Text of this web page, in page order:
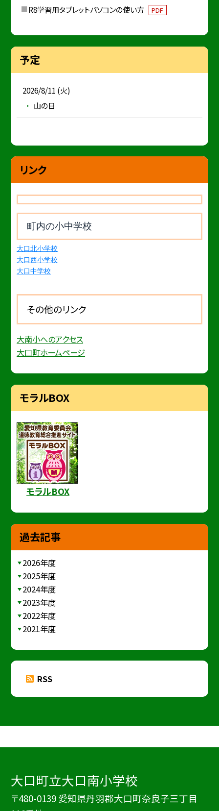
R8学習用タブレットパソコンの使い方 PDF
予定
2026/8/11 (火)
山の日
リンク
町内の小中学校
大口北小学校
大口西小学校
大口中学校
その他のリンク
大南小へのアクセス
大口町ホームページ
モラルBOX
モラルBOX
過去記事
2026年度
2025年度
2024年度
2023年度
2022年度
2021年度
RSS
大口町立大口南小学校
〒480-0139 愛知県丹羽郡大口町奈良子三丁目